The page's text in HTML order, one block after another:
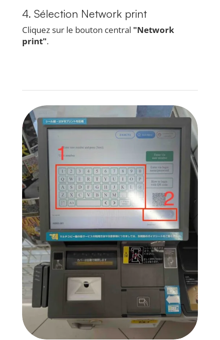
4. Sélection Network print
Cliquez sur le bouton central "Network
print".